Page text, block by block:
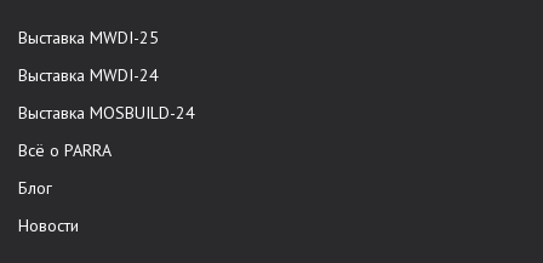
Выставка MWDI-25
Выставка MWDI-24
Выставка MOSBUILD-24
Всё о PARRA
Блог
Новости